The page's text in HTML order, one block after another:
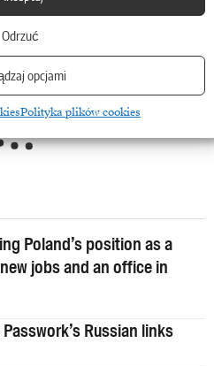
Odrzuć
opcjami
Polityka plików cookies
treści w oparciu o Twoje preferencje
Poland’s position as a
jobs and an office in
Russian links